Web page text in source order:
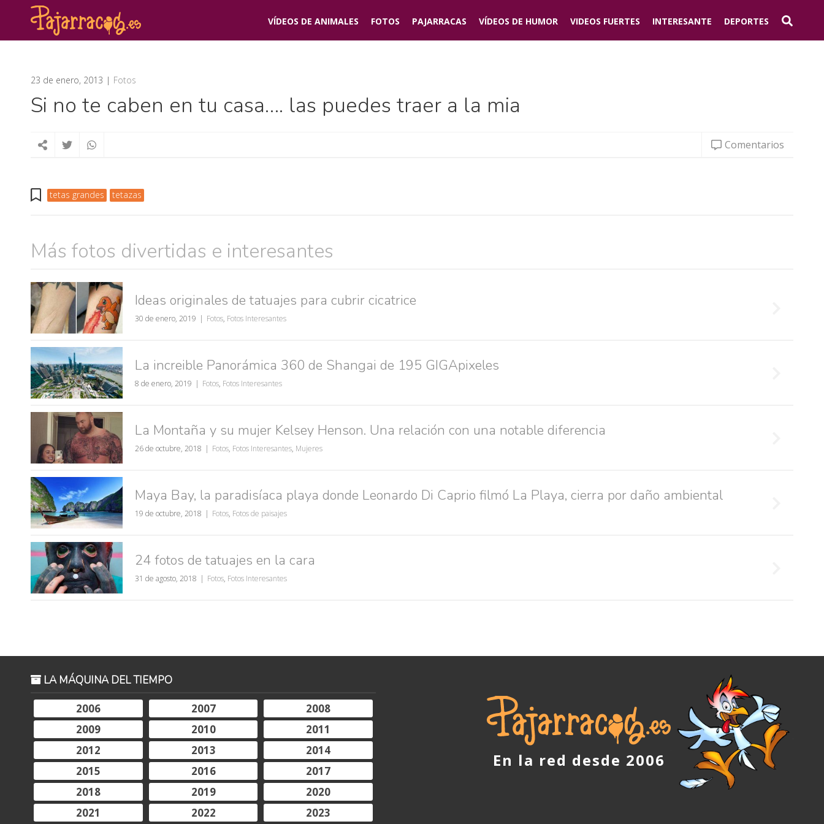
VÍDEOS DE ANIMALES FOTOS PAJARRACAS VÍDEOS DE HUMOR VIDEOS FUERTES INTERESANTE DEPORTES
23 de enero, 2013 Fotos
Si no te caben en tu casa…. las puedes traer a la mia
Comentarios
tetas grandes tetazas
Más fotos divertidas e interesantes
Ideas originales de tatuajes para cubrir cicatrice
30 de enero, 2019 Fotos, Fotos Interesantes
La increible Panorámica 360 de Shangai de 195 GIGApixeles
8 de enero, 2019 Fotos, Fotos Interesantes
La Montaña y su mujer Kelsey Henson. Una relación con una notable diferencia
26 de octubre, 2018 Fotos, Fotos Interesantes, Mujeres
Maya Bay, la paradisíaca playa donde Leonardo Di Caprio filmó La Playa, cierra por daño ambiental
19 de octubre, 2018 Fotos, Fotos de paisajes
24 fotos de tatuajes en la cara
31 de agosto, 2018 Fotos, Fotos Interesantes
LA MÁQUINA DEL TIEMPO
2006
2007
2008
2009
2010
2011
2012
2013
2014
2015
2016
2017
2018
2019
2020
2021
2022 2023
En la red desde 2006